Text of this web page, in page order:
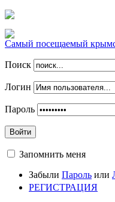
Самый посещаемый
Поиск
Логин
Пароль
Войти
Запомнить меня
Забыли Пароль или
РЕГИСТРАЦИЯ